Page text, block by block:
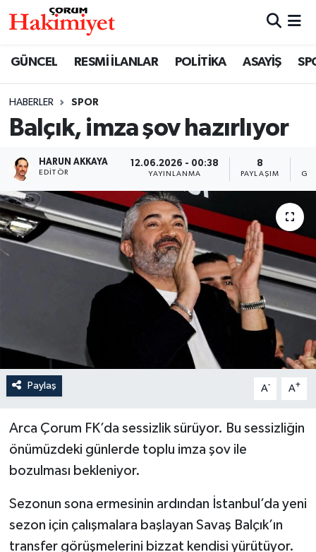
GÜNCEL RESMİ İLANLAR POLİTİKA ASAYİŞ
HABERLER SPOR
Balçık, imza şov hazırlıyor
HARUN AKKAYA
EDITÖR
12.06.2026 - 00:38
YAYINLANMA
8
PAYLAŞIM
Paylaş A- A+
Arca Çorum FK’da sessizlik sürüyor. Bu sessizliğin
önümüzdeki günlerde toplu imza şov ile
bozulması bekleniyor.
Sezonun sona ermesinin ardından İstanbul’da yeni
sezon için çalışmalara başlayan Savaş Balçık’ın
transfer görüşmelerini bizzat kendisi yürütüyor.
SAĞLIK
ASAYİŞ
EKONOMİ
GÜNCEL
OTOPARK
Nöbetçi Eczaneler
Çorum Namaz Vakitleri
Trafik Durumu
Süper Lig Puan Durumu ve Fikstür
Tüm Manşetler
Son Dakika Haberleri
Haber Arşivi